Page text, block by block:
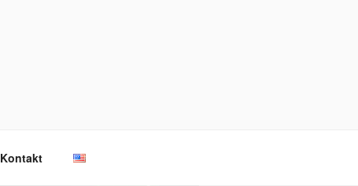
Kontakt